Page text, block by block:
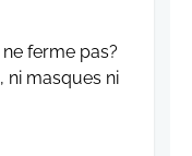
ferme pas?
ni masques ni